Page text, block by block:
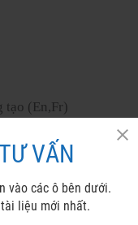
tạo (En,Fr)
(En)
VẤN
vào các ô bên dưới.
liệu mới nhất.